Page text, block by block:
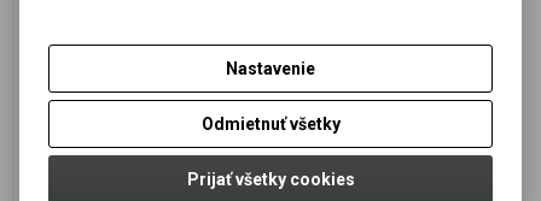
Termín dodania (dni):7
16,99 EUR
13,814 EUR (Vaša cena bez DPH:)
Nastavenie
Odmietnuť všetky
Prijať všetky cookies